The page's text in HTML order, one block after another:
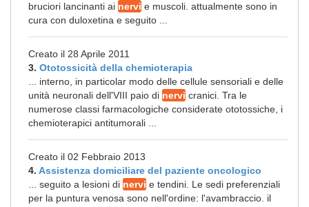
bruciori lancinanti ai nervi e muscoli. attualmente sono in
cura con duloxetina e seguito ...
Creato il 28 Aprile 2011
3. Ototossicità della chemioterapia
... interno, in particolar modo delle cellule sensoriali e delle
unità neuronali dell'VIII paio di nervi cranici. Tra le
numerose classi farmacologiche considerate ototossiche, i
chemioterapici antitumorali ...
Creato il 02 Febbraio 2013
4. Assistenza domiciliare del paziente oncologico
... seguito a lesioni di nervi e tendini. Le sedi preferenziali
per la puntura venosa sono nell'ordine: l'avambraccio. il